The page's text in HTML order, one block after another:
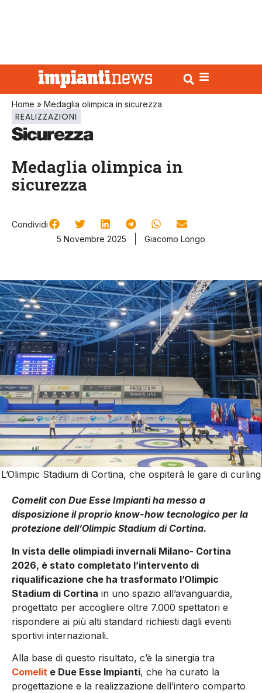
Home » Medaglia olimpica in sicurezza
REALIZZAZIONI
Medaglia olimpica in
sicurezza
Condividi
5 Novembre 2025
Giacomo Longo
L’Olimpic Stadium di Cortina, che ospiterà le gare di curling
Comelit con Due Esse Impianti ha messo a
disposizione il proprio know-how tecnologico per la
protezione dell’Olimpic Stadium di Cortina.
In vista delle olimpiadi invernali Milano- Cortina
2026, è stato completato l’intervento di
riqualificazione che ha trasformato l’Olimpic
Stadium di Cortina in uno spazio all’avanguardia,
progettato per accogliere oltre 7.000 spettatori e
rispondere ai più alti standard richiesti dagli eventi
sportivi internazionali.
Alla base di questo risultato, c’è la sinergia tra
Comelit e Due Esse Impianti, che ha curato la
progettazione e la realizzazione dell’intero comparto